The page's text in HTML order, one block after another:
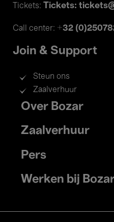
Tickets: Tickets:
Call center: +32
Join & Support
Steun ons
Zaalverhuur
Footer
menu
Over Bozar
Zaalverhuur
Pers
Werken bij